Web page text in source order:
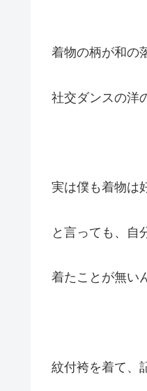
着物の柄が和の
社交ダンスの洋
実は僕も着物は
と言っても、自
着たことが無い
紋付袴を着て、